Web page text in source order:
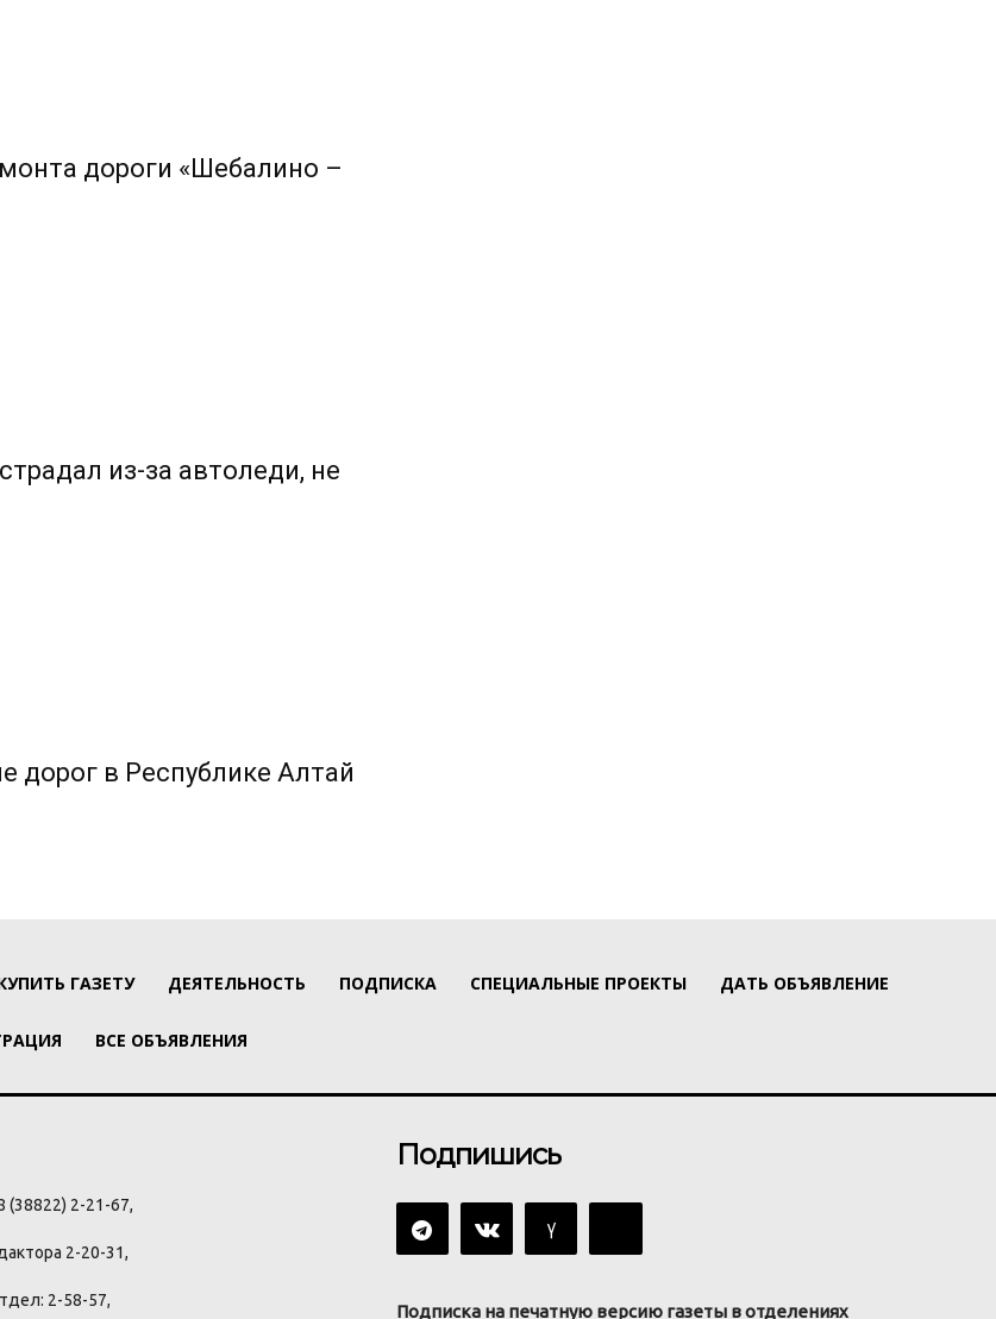
дороги «Шебалино –
из-за автоледи, не
дорог в Республике Алтай
ГАЗЕТУ ДЕЯТЕЛЬНОСТЬ ПОДПИСКА СПЕЦИАЛЬНЫЕ ПРОЕКТЫ ДАТЬ ОБЪЯВЛЕНИЕ
ВСЕ ОБЪЯВЛЕНИЯ
(38822) 2-21-67,
2-20-31,
2-58-57,
Подпишись
Подписка на печатную версию газеты в отделениях